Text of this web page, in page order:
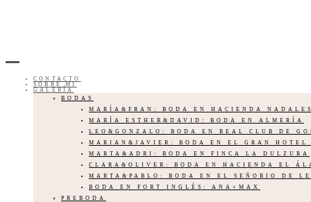
CONTACTO
SOBRE MI
GALERÍA
BODAS
MARÍA&FRAN: BODA EN HACIENDA NADALES
MARÍA ESTHER&DAVID: BODA EN ALMERÍA
LEO&GONZALO: BODA EN REAL CLUB DE
MARIAN&JAVIER: BODA EN EL GRAN HOTEL
MARTA&ADRI: BODA EN FINCA LA DULZURA
CLARA&OLIVER: BODA EN HACIENDA EL
MARTA&PABLO: BODA EN EL SEÑORIO DE
BODA EN FORT INGLÉS: ANA+MAX
PREBODA